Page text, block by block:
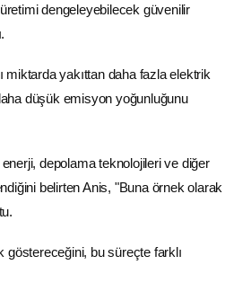
dengeleyebilecek güvenilir
yakıttan daha fazla elektrik
düşük emisyon yoğunluğunu
depolama teknolojileri ve diğer
belirten Anis, "Buna örnek olarak
göstereceğini, bu süreçte farklı